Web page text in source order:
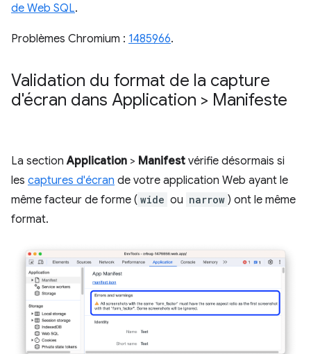
de Web SQL.
Problèmes Chromium : 1485966.
Validation du format de la capture
d'écran dans Application > Manifeste
La sectionApplication > Manifest vérifie désormais si
les captures d'écran de votre application Web ayant le
même facteur de forme ( wide ou narrow ) ont le même
format.